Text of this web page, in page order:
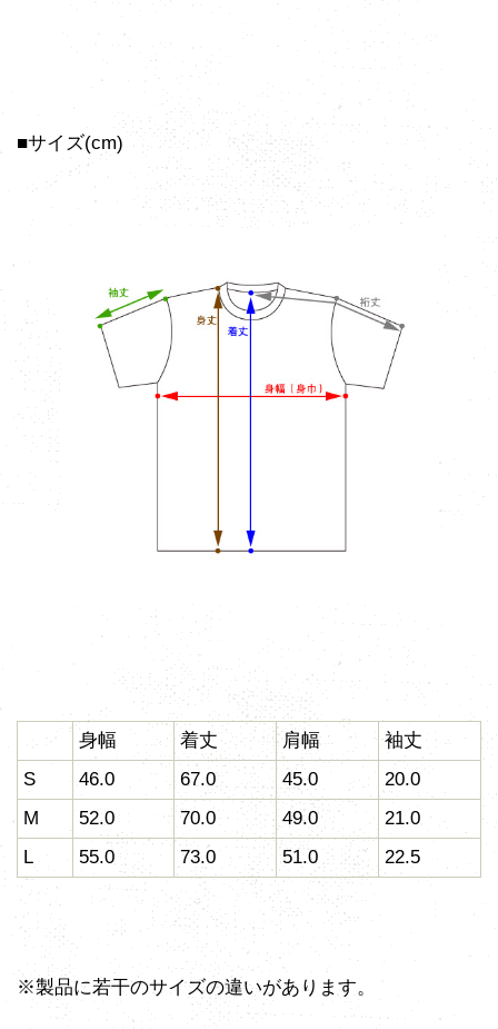
■サイズ(cm)
身幅 着丈 肩幅
袖丈
S
46.0 67.0 45.0
20.0
M
52.0 70.0 49.0
21.0
L
55.0 73.0 51.0 22.5
※製品に若干のサイズの違いがあります。